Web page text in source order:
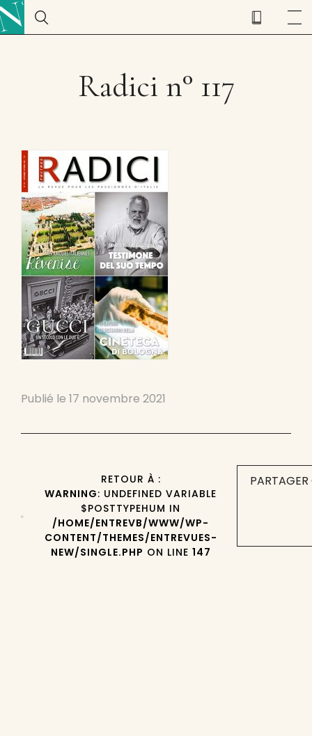
Radici n° 117
Publié le 17 novembre 2021
RETOUR À :
WARNING: UNDEFINED VARIABLE
$POSTTYPEHUM IN
/HOME/ENTREVB/WWW/WP-
CONTENT/THEMES/ENTREVUES-
NEW/SINGLE.PHP ON LINE 147